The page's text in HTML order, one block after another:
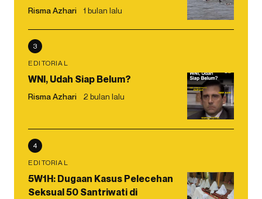
Risma Azhari 1 bulan lalu
3
EDITORIAL
WNI, Udah Siap Belum?
Risma Azhari 2 bulan lalu
4
EDITORIAL
5W1H: Dugaan Kasus Pelecehan
Seksual 50 Santriwati di